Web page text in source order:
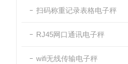
扫码称重记录表格电子秤
RJ45网口通讯电子秤
wifi无线传输电子秤